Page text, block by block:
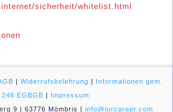
sicherheit/whitelist.html
| Widerrufsbelehrung | Informationen gem.
EGBGB | Impressum
9 | 63776 Mömbris | info@jurcareer.com